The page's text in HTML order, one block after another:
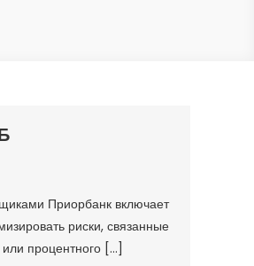
Приорбанк включает
риски, связанные
процентного […]